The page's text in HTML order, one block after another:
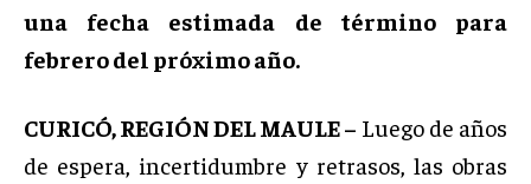
una fecha estimada de término para
febrero del próximo año.
CURICÓ, REGIÓN DEL MAULE – Luego de años
de espera, incertidumbre y retrasos, las obras